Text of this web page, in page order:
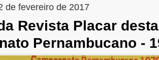
de fevereiro de 2017
Revista Placar
Pernambucano -